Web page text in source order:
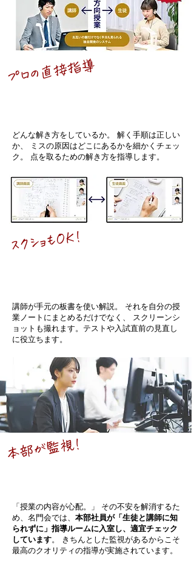
プロの​直接指導
どんな解き方をしているか。 解く手順は正しい
か、 ミスの原因はどこにあるかを細かくチェッ
ク。 点を取るための解き方を指導します。
スクショもOK!
講師が手元の板書を使い解説。 それを自分の授
業ノートにまとめるだけでなく、 スクリーンシ
ョットも撮れます。テストや入試直前の見直し
に役立ちます。
本部が監視!
「授業の内容が心配。」 その不安を解消するた
め、名門会では、 本部社員が「生徒と講師に知
られずに」指導ルームに入室し、適宜チェック
しています。 きちんとした監視があるからこそ
最高のクオリティの指導が実施されています。